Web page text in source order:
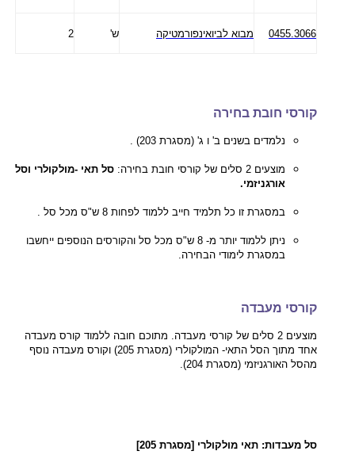
2 ש' מבוא לביואינפורמטיקה 0455.3066
קורסי חובת בחירה
נלמדים בשנים ב' ו ג' (מסגרת 203) .
מוצעים 2 סלים של קורסי חובת בחירה:
סל תאי -מולקולרי וסל
אורגניזמי.
במסגרת זו כל תלמיד חייב ללמוד לפחות 8 ש"ס מכל סל .
ניתן ללמוד יותר מ- 8 ש"ס מכל סל והקורסים הנוספים ייחשבו
במסגרת לימודי הבחירה.
קורסי מעבדה
מוצעים 2 סלים של קורסי מעבדה. מתוכם חובה ללמוד קורס מעבדה
אחד מתוך הסל התאי- המולקולרי (מסגרת 205) וקורס מעבדה נוסף
מהסל האורגניזמי (מסגרת 204).
סל מעבדות: תאי מולקולרי [מסגרת 205]